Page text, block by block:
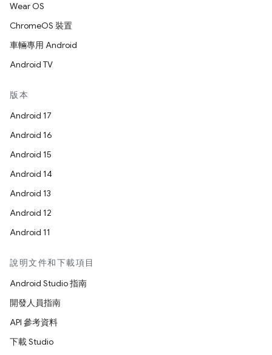
Wear OS
ChromeOS 裝置
車輛專用 Android
Android TV
版本
Android 17
Android 16
Android 15
Android 14
Android 13
Android 12
Android 11
說明文件和下載項目
Android Studio 指南
開發人員指南
API 參考資料
下載 Studio